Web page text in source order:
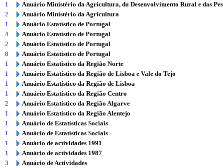
1
Anuário Ministério da Agricultura, do Desenvolvimento Rural e das
2
Anuário Ministério da Agricultura
1
Anuário Estatístico de Portugal
4
Anuário Estatístico de Portugal
2
Anuário Estatístico de Portugal
8
Anuário Estatístico de Portugal
1
Anuário Estatístico da Região Norte
1
Anuário Estatístico da Região de Lisboa e Vale do Tejo
1
Anuário Estatístico da Região de Lisboa
1
Anuário Estatístico da Região Centro
2
Anuário Estatístico da Região Algarve
1
Anuário Estatístico da Região Alentejo
1
Anuário de Estatísticas Sociais
1
Anuário de Estatísticas Sociais
1
Anuário de actividades 1991
1
Anuário de actividades 1987
3
Anuário de Actividades